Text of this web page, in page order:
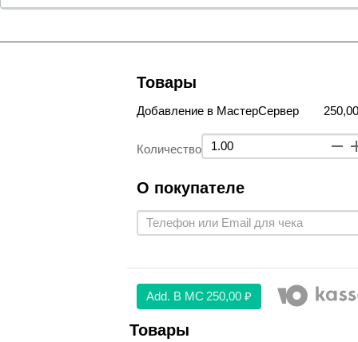
Товары
Добавление в МастерСервер
Количество
О покупателе
Аdd. В МС 250,00 ₽
Товары